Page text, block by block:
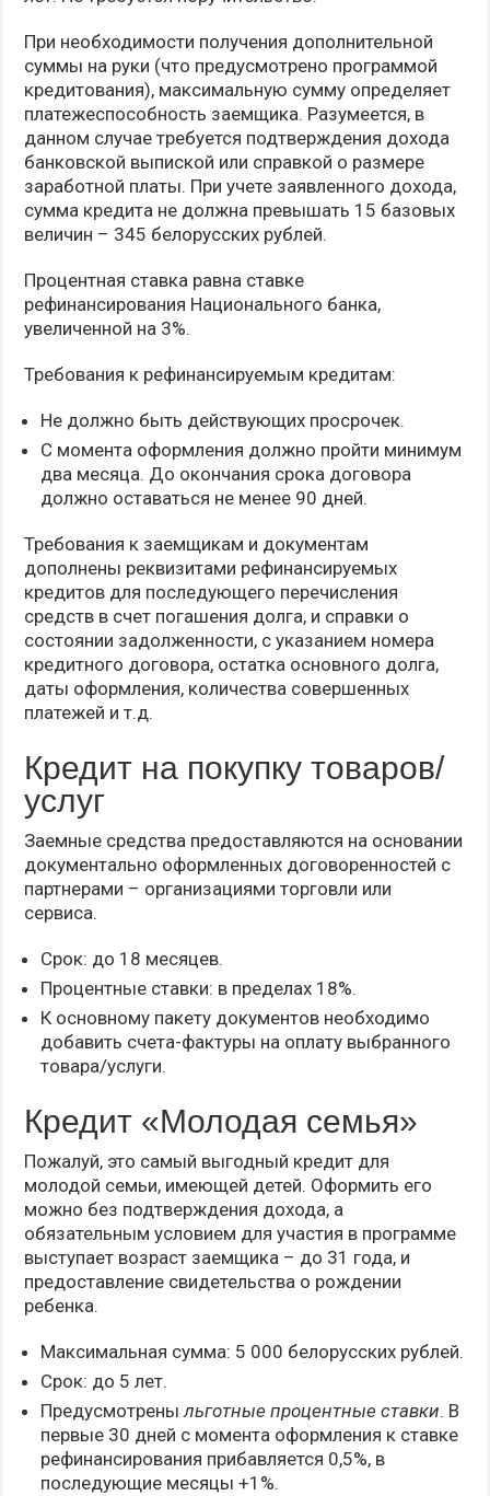
При необходимости получения дополнительной
суммы на руки (что предусмотрено программой
кредитования), максимальную сумму определяет
платежеспособность заемщика. Разумеется, в
данном случае требуется подтверждения дохода
банковской выпиской или справкой о размере
заработной платы. При учете заявленного дохода,
сумма кредита не должна превышать 15 базовых
величин – 345 белорусских рублей.
Процентная ставка равна ставке
рефинансирования Национального банка,
увеличенной на 3%.
Требования к рефинансируемым кредитам:
Не должно быть действующих просрочек.
С момента оформления должно пройти минимум
два месяца. До окончания срока договора
должно оставаться не менее 90 дней.
Требования к заемщикам и документам
дополнены реквизитами рефинансируемых
кредитов для последующего перечисления
средств в счет погашения долга, и справки о
состоянии задолженности, с указанием номера
кредитного договора, остатка основного долга,
даты оформления, количества совершенных
платежей и т.д.
Кредит на покупку товаров/
услуг
Заемные средства предоставляются на основании
документально оформленных договоренностей с
партнерами – организациями торговли или
сервиса.
Срок: до 18 месяцев.
Процентные ставки: в пределах 18%.
К основному пакету документов необходимо
добавить счета-фактуры на оплату выбранного
товара/услуги.
Кредит «Молодая семья»
Пожалуй, это самый выгодный кредит для
молодой семьи, имеющей детей. Оформить его
можно без подтверждения дохода, а
обязательным условием для участия в программе
выступает возраст заемщика – до 31 года, и
предоставление свидетельства о рождении
ребенка.
Максимальная сумма: 5 000 белорусских рублей.
Срок: до 5 лет.
Предусмотреныльготные процентные ставки. В
первые 30 дней с момента оформления к ставке
рефинансирования прибавляется 0,5%, в
последующие месяцы +1%.